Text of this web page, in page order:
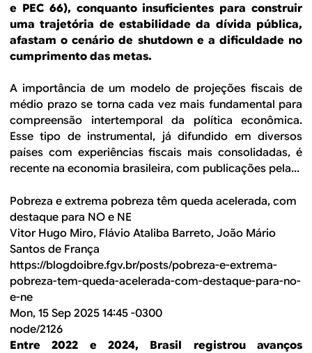
e PEC 66), conquanto insuficientes para construir
uma trajetória de estabilidade da dívida pública,
afastam o cenário de shutdown e a dificuldade no
cumprimento das metas.
A importância de um modelo de projeções fiscais de
médio prazo se torna cada vez mais fundamental para
compreensão intertemporal da política econômica.
Esse tipo de instrumental, já difundido em diversos
países com experiências fiscais mais consolidadas, é
recente na economia brasileira, com publicações pela...
Pobreza e extrema pobreza têm queda acelerada, com
destaque para NO e NE
Vitor Hugo Miro, Flávio Ataliba Barreto, João Mário
Santos de França
https://blogdoibre.fgv.br/posts/pobreza-e-extrema-
pobreza-tem-queda-acelerada-com-destaque-para-no-
e-ne
Mon, 15 Sep 2025 14:45 -0300
node/2126
Entre 2022 e 2024, Brasil registrou avanços